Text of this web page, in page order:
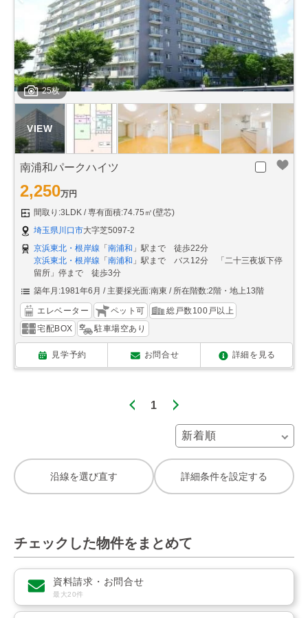
25枚
南浦和パークハイツ
2,250万円
間取り:3LDK
専有面積:74.75㎡(壁芯)
埼玉県川口市大字芝5097-2
京浜東北・根岸線 「 南浦和 」駅まで 徒歩22分
京浜東北・根岸線 「 南浦和 」駅まで バス12分 「二十三夜坂下停
留所」停まで 徒歩3分
築年月:1981年6月
主要採光面:南東 所在階数:2階・地上13階
エレベーター ペット可
総戸数100戸以上
宅配BOX
駐車場空あり
見学予約 お問合せ 詳細を見る
1
沿線を選び直す 詳細条件を設定する
チェックした物件をまとめて
資料請求・お問合せ
最大20件